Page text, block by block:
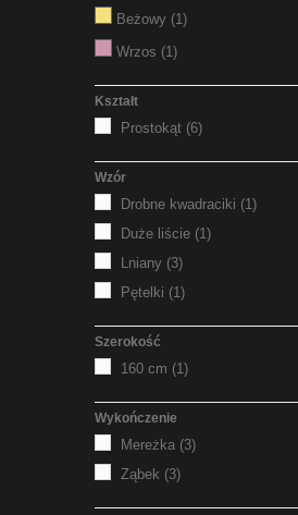
Beżowy (1)
Wrzos (1)
Kształt
Prostokąt (6)
Wzór
Drobne kwadraciki (1)
Duże liście (1)
Lniany (3)
Pętelki (1)
Szerokość
160 cm (1)
Wykończenie
Mereżka (3)
Ząbek (3)